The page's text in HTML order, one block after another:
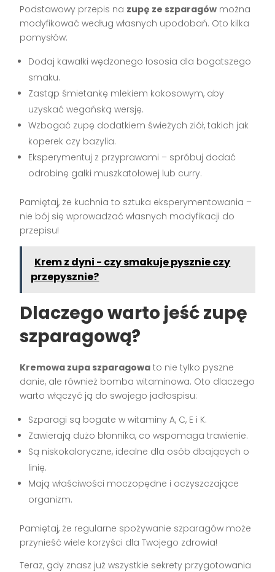
Podstawowy przepis na zupę ze szparagów można
modyfikować według własnych upodobań. Oto kilka
pomysłów:
Dodaj kawałki wędzonego łososia dla bogatszego
smaku.
Zastąp śmietankę mlekiem kokosowym, aby
uzyskać wegańską wersję.
Wzbogać zupę dodatkiem świeżych ziół, takich jak
koperek czy bazylia.
Eksperymentuj z przyprawami – spróbuj dodać
odrobinę gałki muszkatołowej lub curry.
Pamiętaj, że kuchnia to sztuka eksperymentowania –
nie bój się wprowadzać własnych modyfikacji do
przepisu!
Krem z dyni - czy smakuje pysznie czy
przepysznie?
Dlaczego warto jeść zupę
szparagową?
Kremowa zupa szparagowa to nie tylko pyszne
danie, ale również bomba witaminowa. Oto dlaczego
warto włączyć ją do swojego jadłospisu:
Szparagi są bogate w witaminy A, C, E i K.
Zawierają dużo błonnika, co wspomaga trawienie.
Są niskokaloryczne, idealne dla osób dbających o
linię.
Mają właściwości moczopędne i oczyszczające
organizm.
Pamiętaj, że regularne spożywanie szparagów może
przynieść wiele korzyści dla Twojego zdrowia!
Teraz, gdy znasz już wszystkie sekrety przygotowania